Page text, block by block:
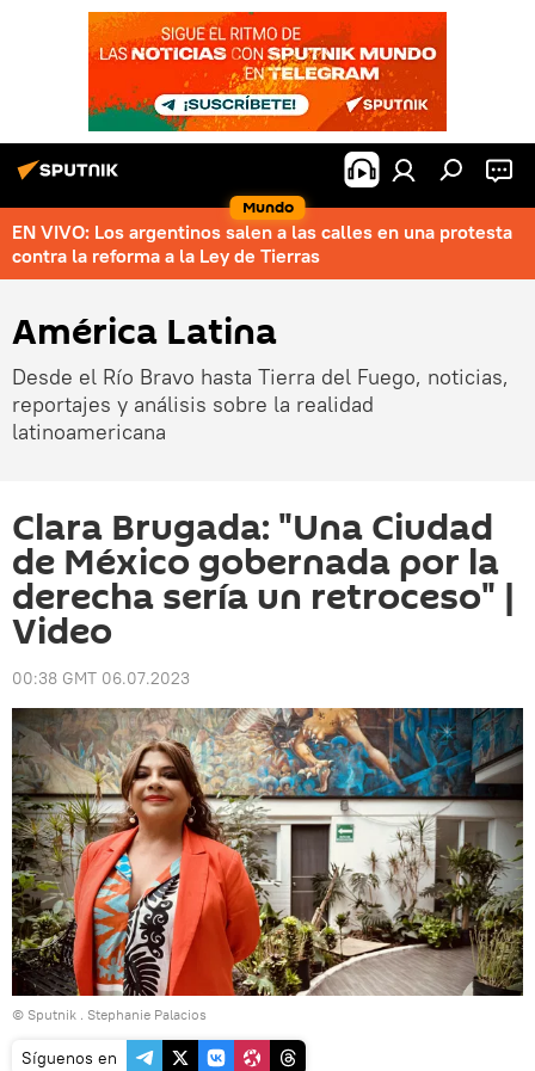
Mundo
EN VIVO: Los argentinos salen a las calles en una protesta
contra la reforma a la Ley de Tierras
América Latina
Desde el Río Bravo hasta Tierra del Fuego, noticias,
reportajes y análisis sobre la realidad
latinoamericana
Clara Brugada: "Una Ciudad
de México gobernada por la
derecha sería un retroceso" |
Video
00:38 GMT 06.07.2023
© Sputnik . Stephanie Palacios
Síguenos en